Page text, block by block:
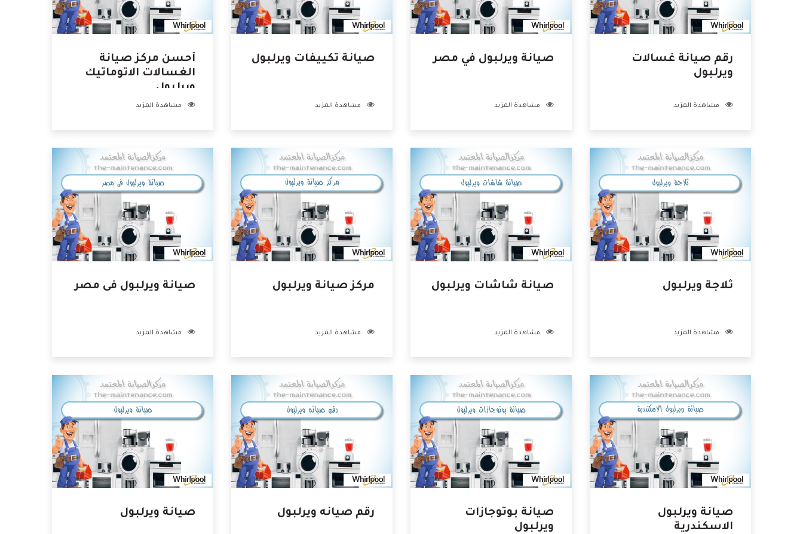
رقم صيانة غسالات
ويرلبول
مشاهدة المزيد
صيانة ويرلبول في مصر
مشاهدة المزيد
صيانة تكييفات ويرلبول
مشاهدة المزيد
أحسن مركز صيانة
الغسالات الاتوماتيك
ويرلبول
مشاهدة المزيد
ثلاجة ويرلبول
مشاهدة المزيد
صيانة شاشات ويرلبول
مشاهدة المزيد
مركز صيانة ويرلبول
مشاهدة المزيد
صيانة ويرلبول فى مصر
مشاهدة المزيد
صيانة ويرلبول
الاسكندرية
صيانة بوتوجازات
ويرلبول
رقم صيانه ويرلبول صيانة ويرلبول